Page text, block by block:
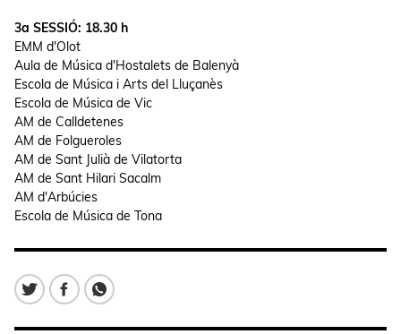
3a SESSIÓ: 18.30 h
EMM d'Olot
Aula de Música d'Hostalets de Balenyà
Escola de Música i Arts del Lluçanès
Escola de Música de Vic
AM de Calldetenes
AM de Folgueroles
AM de Sant Julià de Vilatorta
AM de Sant Hilari Sacalm
AM d'Arbúcies
Escola de Música de Tona